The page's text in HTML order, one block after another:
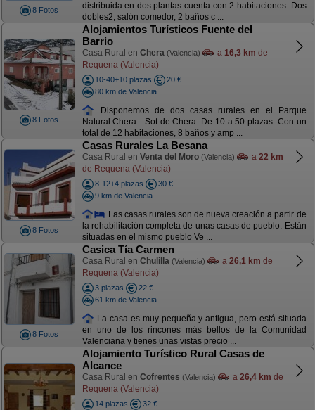
8 Fotos
distribuida en dos plantas cuenta con 2 habitaciones: Dos
dobles2, salón comedor, 2 baños c ...
8 Fotos
Alojamientos Turísticos Fuente del
Barrio
Casa Rural en Chera (Valencia) a 16,3 km de
Requena (Valencia)
10-40+10 plazas
20 €
80 km de Valencia
Disponemos de dos casas rurales en el Parque
Natural Chera - Sot de Chera. De 10 a 50 plazas. Con un
total de 12 habitaciones, 8 baños y amp ...
8 Fotos
Casas Rurales La Besana
Casa Rural en Venta del Moro (Valencia) a 22 km
de Requena (Valencia)
8-12+4 plazas
30 €
9 km de Valencia
Las casas rurales son de nueva creación a partir de
la rehabilitación completa de unas casas de pueblo. Están
situadas en el mismo pueblo Ve ...
8 Fotos
Casica Tía Carmen
Casa Rural en Chulilla (Valencia) a 26,1 km de
Requena (Valencia)
3 plazas
22 €
61 km de Valencia
La casa es muy pequeña y antigua, pero está situada
en uno de los rincones más bellos de la Comunidad
Valenciana y tienes unas vistas precio ...
Alojamiento Turístico Rural Casas de
Alcance
Casa Rural en Cofrentes (Valencia) a 26,4 km de
Requena (Valencia)
14 plazas
32 €